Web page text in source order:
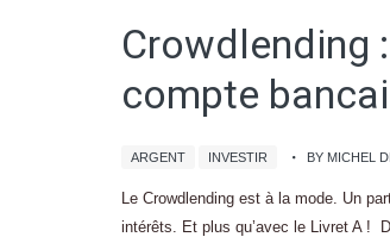
Crowdlending
compte
ARGENT INVESTIR BY MICHEL
Le Crowdlending est à la mode. Un
intérêts. Et plus qu’avec le Livret A !